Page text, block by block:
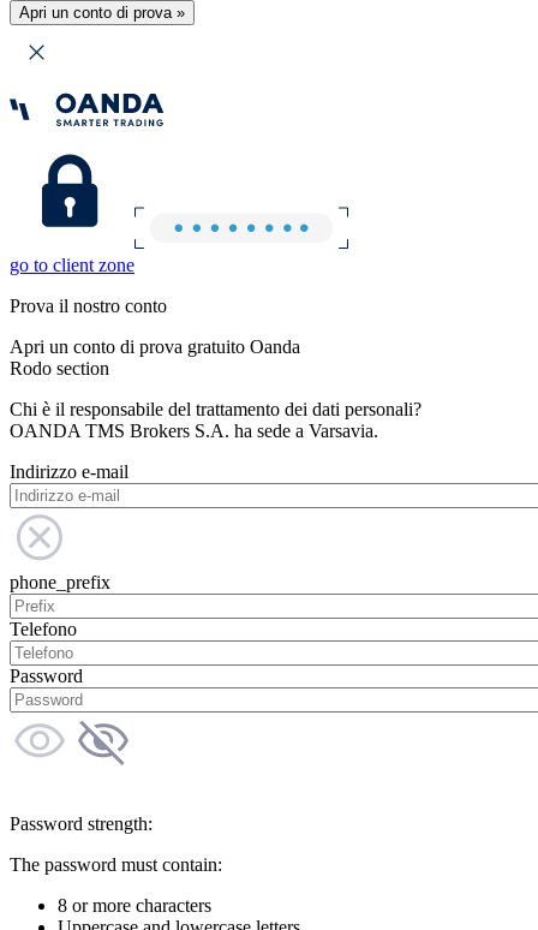
Apri un conto di prova »
go to client zone
Prova il nostro conto
Apri un conto di prova gratuito Oanda
Rodo section
Chi è il responsabile del trattamento dei dati personali?
OANDA TMS Brokers S.A. ha sede a Varsavia.
Indirizzo e-mail
phone_prefix
Telefono
Password
Password strength:
The password must contain:
8 or more characters